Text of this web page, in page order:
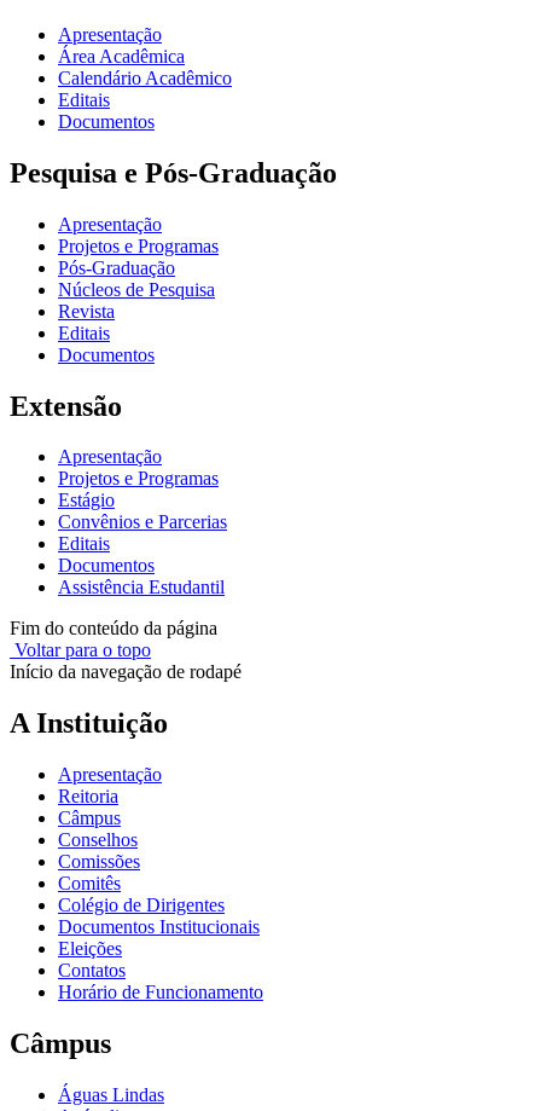
Apresentação
Área Acadêmica
Calendário Acadêmico
Editais
Documentos
Pesquisa e Pós-Graduação
Apresentação
Projetos e Programas
Pós-Graduação
Núcleos de Pesquisa
Revista
Editais
Documentos
Extensão
Apresentação
Projetos e Programas
Estágio
Convênios e Parcerias
Editais
Documentos
Assistência Estudantil
Fim do conteúdo da página
Voltar para o topo
Início da navegação de rodapé
A Instituição
Apresentação
Reitoria
Câmpus
Conselhos
Comissões
Comitês
Colégio de Dirigentes
Documentos Institucionais
Eleições
Contatos
Horário de Funcionamento
Câmpus
Águas Lindas